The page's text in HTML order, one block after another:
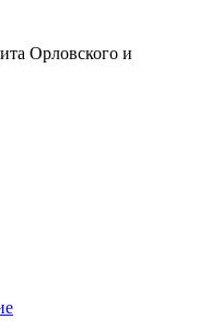
Орловского и